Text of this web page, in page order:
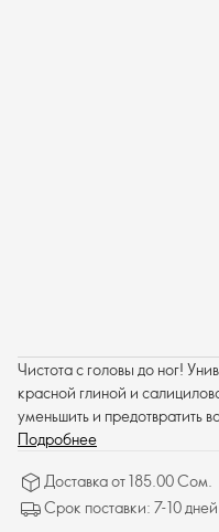
Чистота с головы до ног!
красной глиной и
уменьшить и предотвратить
Подробнее
Доставка от 185.00 Сом.
Срок поставки: 7-10 дней